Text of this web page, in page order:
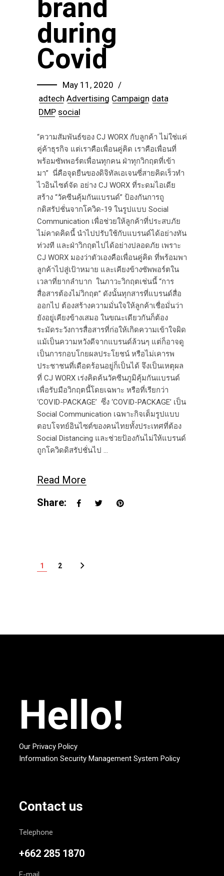
brand
during
Covid
May 11, 2020
adtech Advertising Campaign data
DMP social
“ความสัมพันธ์ของ CJ WORX กับลูกค้า ไม่ใช่แค่
คู่ค้าธุรกิจ แต่เราคือเพื่อนคู่คิด เราคือเพื่อนที่
พร้อมซัพพอร์ตเพื่อนทุกคน ฝ่าทุกวิกฤตที่เข้า
มา” นี่คือจุดยืนของดิจิทัลเอเจนซี่สายคิดเร็วทำ
ไวอินไซต์จัด อย่าง CJ WORX ที่ระดมไอเดีย
สร้าง “วัคซีนคุ้มกันแบรนด์” ป้องกันการถู
กดิสรัปชั่นจากโควิด-19 ในรูปแบบ Social
Communication เพื่อช่วยให้ลูกค้าที่ประสบภัย
ไม่คาดคิดนี้ นำไปปรับใช้กับแบรนด์ได้อย่างทัน
ท่วงที และฝ่าวิกฤตไปได้อย่างปลอดภัย เพราะ
CJ WORX มองว่าตัวเองคือเพื่อนคู่คิด ที่พร้อมพา
ลูกค้าไปสู่เป้าหมาย และเคียงข้างซัพพอร์ตใน
เวลาที่ยากลำบาก ในภาวะวิกฤตเช่นนี้ “การ
สื่อสารต้องไม่วิกฤต” ดังนั้นทุกสารที่แบรนด์สื่อ
ออกไป ต้องสร้างความมั่นใจให้ลูกค้าเชื่อมั่นว่า
ยังอยู่เคียงข้างเสมอ ในขณะเดียวกันก็ต้อง
ระมัดระวังการสื่อสารที่ก่อให้เกิดความเข้าใจผิด
แม้เป็นความหวังดีจากแบรนด์ล้วนๆ แต่ก็อาจดู
เป็นการกอบโกยผลประโยชน์ หรือไม่เคารพ
ประชาชนที่เดือดร้อนอยู่ก็เป็นได้ จึงเป็นเหตุผล
ที่ CJ WORX เร่งคิดค้นวัคซีนภูมิคุ้มกันแบรนด์
เพื่อรับมือวิกฤตนี้โดยเฉพาะ หรือที่เรียกว่า
‘COVID-PACKAGE’ ซึ่ง ‘COVID-PACKAGE’ เป็น
Social Communication เฉพาะกิจเต็มรูปแบบ
ตอบโจทย์อินไซต์ของคนไทยทั้งประเทศที่ต้อง
Social Distancing และช่วยป้องกันไม่ให้แบรนด์
ถูกโควิดดิสรัปชั่นไป
Read More
Share:
1 2
Hello!
Our Privacy Policy
Information Security Management System Policy
Contact us
Telephone
+662 285 1870